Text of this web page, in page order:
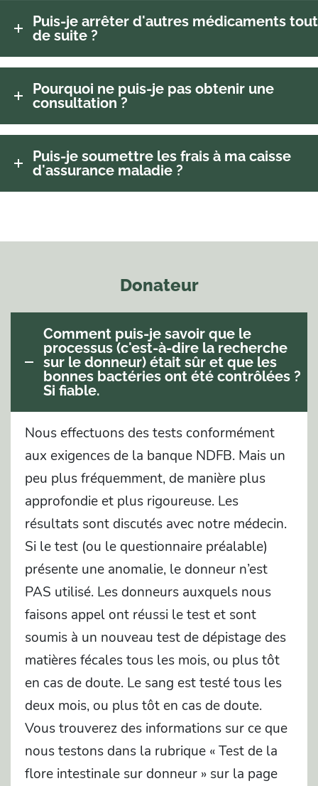
Puis-je arrêter d'autres médicaments tout
de suite ?
Pourquoi ne puis-je pas obtenir une
consultation ?
Puis-je soumettre les frais à ma caisse
d'assurance maladie ?
Donateur
Comment puis-je savoir que le
processus (c'est-à-dire la recherche
sur le donneur) était sûr et que les
bonnes bactéries ont été contrôlées ?
Si fiable.
Nous effectuons des tests conformément
aux exigences de la banque NDFB. Mais un
peu plus fréquemment, de manière plus
approfondie et plus rigoureuse. Les
résultats sont discutés avec notre médecin.
Si le test (ou le questionnaire préalable)
présente une anomalie, le donneur n’est
PAS utilisé. Les donneurs auxquels nous
faisons appel ont réussi le test et sont
soumis à un nouveau test de dépistage des
matières fécales tous les mois, ou plus tôt
en cas de doute. Le sang est testé tous les
deux mois, ou plus tôt en cas de doute.
Vous trouverez des informations sur ce que
nous testons dans la rubrique « Test de la
flore intestinale sur donneur » sur la page